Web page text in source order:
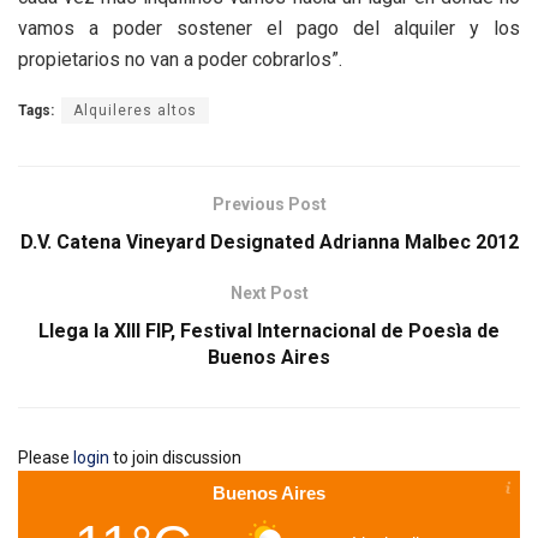
vamos a poder sostener el pago del alquiler y los
propietarios no van a poder cobrarlos”.
Tags: Alquileres altos
Previous Post
D.V. Catena Vineyard Designated Adrianna Malbec 2012
Next Post
Llega la XIII FIP, Festival Internacional de Poesìa de
Buenos Aires
Please login to join discussion
Buenos Aires